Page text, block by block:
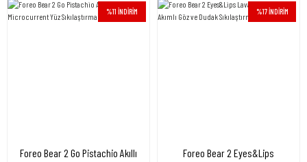
%11 İNDİRİM
Foreo Bear 2 Go Pistachio Akıllı
%17 İNDİRİM
Foreo Bear 2 Eyes&Lips